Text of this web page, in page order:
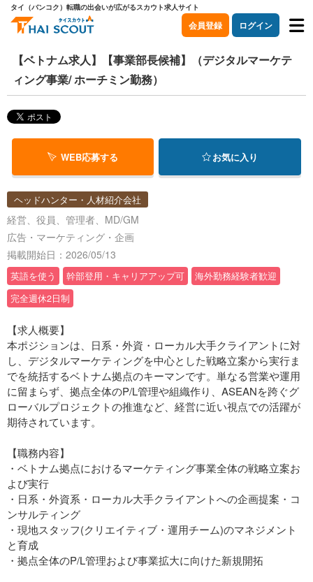
タイ（バンコク）転職の出会いが広がるスカウト求人サイト
会員登録 ログイン
【ベトナム求人】【事業部長候補】（デジタルマーケテ
ィング事業/ ホーチミン勤務）
WEB応募する お気に入り
ヘッドハンター・人材紹介会社
経営、役員、管理者、MD/GM
広告・マーケティング・企画
掲載開始日：2026/05/13
英語を使う 幹部登用・キャリアアップ可
海外勤務経験者歓迎
完全週休2日制
【求人概要】
本ポジションは、日系・外資・ローカル大手クライアントに対
し、デジタルマーケティングを中心とした戦略立案から実行ま
でを統括するベトナム拠点のキーマンです。単なる営業や運用
に留まらず、拠点全体のP/L管理や組織作り、ASEANを跨ぐグ
ローバルプロジェクトの推進など、経営に近い視点での活躍が
期待されています。
【職務内容】
・ベトナム拠点におけるマーケティング事業全体の戦略立案お
よび実行
・日系・外資系・ローカル大手クライアントへの企画提案・コ
ンサルティング
・現地スタッフ(クリエイティブ・運用チーム)のマネジメント
と育成
・拠点全体のP/L管理および事業拡大に向けた新規開拓